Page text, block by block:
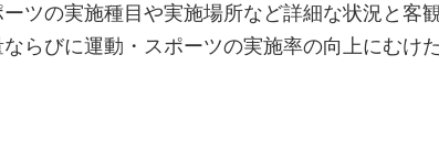
ツの実施種目や実施場所など詳細な状況と客
らびに運動・スポーツの実施率の向上にむけ